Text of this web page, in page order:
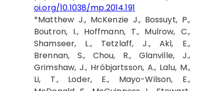
oi.org/10.1038/mp.2014.191
*Matthew J., McKenzie J., Bossuyt, P.,
Boutron, I., Hoffmann, T., Mulrow, C.,
Shamseer, L., Tetzlaff, J., Akl, E.,
Brennan, S., Chou, R., Glanville, J.,
Grimshaw, J., Hróbjartsson, A., Lalu, M.,
Li, T., Loder, E., Mayo-Wilson, E.,